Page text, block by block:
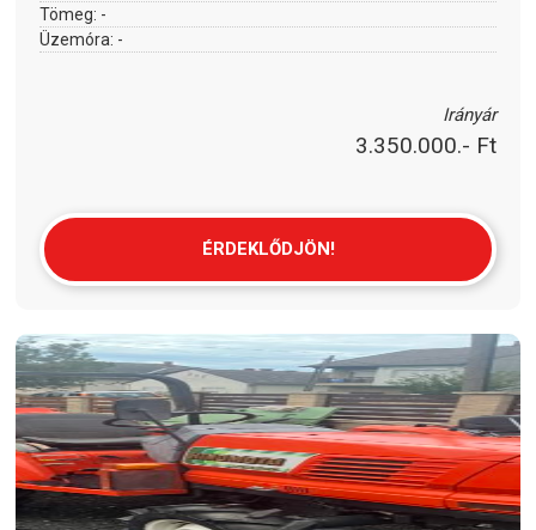
Tömeg: -
Üzemóra: -
Irányár
3.350.000.- Ft
ÉRDEKLŐDJÖN!